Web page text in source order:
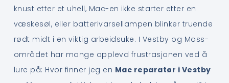
knust etter et uhell, Mac-en ikke starter etter en
væskesøl, eller batterivarsellampen blinker truende
rødt midt i en viktig arbeidsuke. I Vestby og Moss-
området har mange opplevd frustrasjonen ved å
lure på: Hvor finner jeg en Mac reparatør i Vestby